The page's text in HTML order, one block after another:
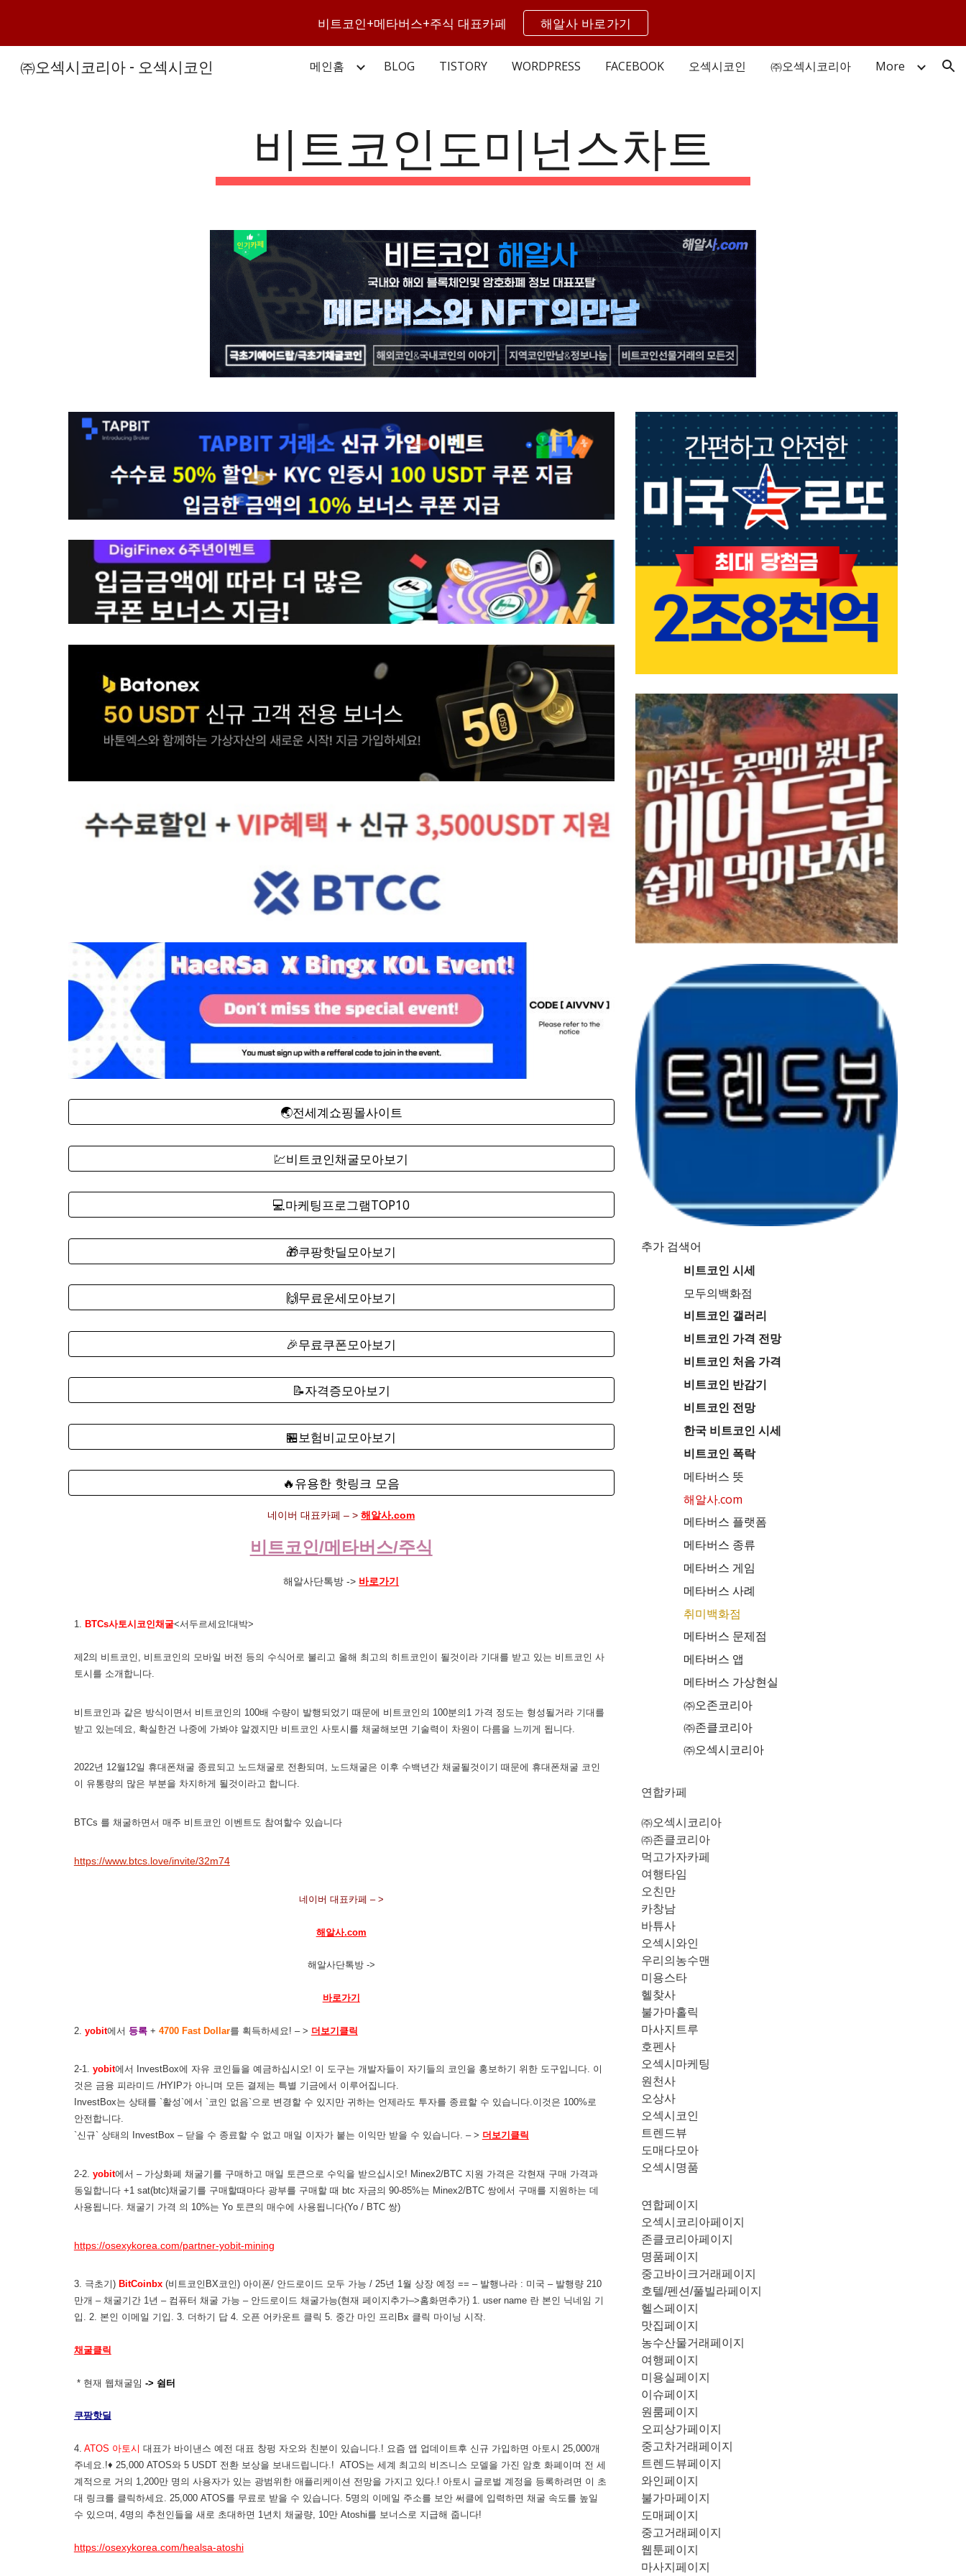
Skip to main content Skip to navigation
비트코인+메타버스+주식 대표카페 해알사 바로가기
㈜오섹시코리아 - 오섹시코인 메인홈 BLOG TISTORY WORDPRESS FACEBOOK 오섹시코인 ㈜오섹시코리아 More
비트코인도미넌스차트
🌏전세계쇼핑몰사이트
💹비트코인채굴모아보기
💻마케팅프로그램TOP10
🎁쿠팡핫딜모아보기
🙌무료운세모아보기
🎉무료쿠폰모아보기
📝자격증모아보기
🏪보험비교모아보기
🔥유용한 핫링크 모음
네이버 대표카페 – >해알사.com
비트코인/메타버스/주식
해알사단톡방 -> 바로가기
1. BTCs사토시코인채굴<서두르세요!대박>
제2의 비트코인, 비트코인의 모바일 버전 등의 수식어로 불리고 올해 최고의 히트코인이 될것이라 기대를 받고 있는 비트코인 사
토시를 소개합니다.
비트코인과 같은 방식이면서 비트코인의 100배 수량이 발행되었기 때문에 비트코인의 100분의1 가격 정도는 형성될거라 기대를
받고 있는데요, 확실한건 나중에 가봐야 알겠지만 비트코인 사토시를 채굴해보면 기술력이 차원이 다름을 느끼게 됩니다.
2022년 12월12일 휴대폰채굴 종료되고 노드채굴로 전환되며, 노드채굴은 이후 수백년간 채굴될것이기 때문에 휴대폰채굴 코인
이 유통량의 많은 부분을 차지하게 될것이라고 합니다.
BTCs 를 채굴하면서 매주 비트코인 이벤트도 참여할수 있습니다
https://www.btcs.love/invite/32m74
네이버 대표카페 – >
해알사.com
해알사단톡방 ->
바로가기
2. yobit에서 등록+ 4700 Fast Dollar를 획득하세요! – > 더보기클릭
2-1. yobit에서 InvestBox에 자유 코인들을 예금하십시오! 이 도구는 개발자들이 자기들의 코인을 홍보하기 위한 도구입니다. 이
것은 금융 피라미드 /HYIP가 아니며 모든 결제는 특별 기금에서 이루어집니다.
InvestBox는 상태를 `활성`에서 `코인 없음`으로 변경할 수 있지만 귀하는 언제라도 투자를 종료할 수 있습니다.이것은 100%로
안전합니다.
`신규` 상태의 InvestBox – 닫을 수 종료할 수 없고 매일 이자가 붙는 이익만 받을 수 있습니다. – > 더보기클릭
2-2. yobit에서 – 가상화폐 채굴기를 구매하고 매일 토큰으로 수익을 받으십시오! Minex2/BTC 지원 가격은 각현재 구매 가격과
동일합니다 +1 sat(btc)채굴기를 구매할때마다 광부를 구매할 때 btc 자금의 90-85%는 Minex2/BTC 쌍에서 구매를 지원하는 데
사용됩니다. 채굴기 가격 의 10%는 Yo 토큰의 매수에 사용됩니다(Yo / BTC 쌍)
https://osexykorea.com/partner-yobit-mining
3. 극초기) BitCoinbx(비트코인BX코인) 아이폰/ 안드로이드 모두 가능 / 25년 1월 상장 예정 == – 발행나라 : 미국 – 발행량 210
만개 – 채굴기간 1년 – 컴퓨터 채굴 가능 – 안드로이드 채굴가능(현재 페이지추가–>홈화면추가) 1. user name 란 본인 닉네임 기
입. 2. 본인 이메일 기입. 3. 더하기 답 4. 오픈 어카운트 클릭 5. 중간 마인 프리Bx 클릭 마이닝 시작.
채굴클릭
* 현재 웹채굴임 -> 쉼터
쿠팡핫딜
4. ATOS 아토시 대표가 바이낸스 예전 대표 창펑 자오와 친분이 있습니다.! 요즘 앱 업데이트후 신규 가입하면 아토시 25,000개
주네요.!♦ 25,000 ATOS와 5 USDT 전환 보상을 보내드립니다.! ATOS는 세계 최고의 비즈니스 모델을 가진 암호 화폐이며 전 세
계적으로 거의 1,200만 명의 사용자가 있는 광범위한 애플리케이션 전망을 가지고 있다.! 아토시 글로벌 계정을 등록하려면 이 초
대 링크를 클릭하세요. 25,000 ATOS를 무료로 받을 수 있습니다. 5명의 이메일 주소를 보안 써클에 입력하면 채굴 속도를 높일
수 있으며, 4명의 추천인들을 새로 초대하면 1년치 채굴량, 10만 Atoshi를 보너스로 지급해 줍니다!
https://osexykorea.com/healsa-atoshi
추가 검색어
비트코인 시세
모두의백화점
비트코인 갤러리
비트코인 가격 전망
비트코인 처음 가격
비트코인 반감기
비트코인 전망
한국 비트코인 시세
비트코인 폭락
메타버스 뜻
해알사.com
메타버스 플랫폼
메타버스 종류
메타버스 게임
메타버스 사례
취미백화점
메타버스 문제점
메타버스 앱
메타버스 가상현실
㈜오존코리아
㈜존클코리아
㈜오섹시코리아
연합카페
㈜오섹시코리아
㈜존클코리아
먹고가자카페
여행타임
오친만
카창남
바튜사
오섹시와인
우리의농수맨
미용스타
헬찾사
불가마홀릭
마사지트루
호펜사
오섹시마케팅
원천사
오상사
오섹시코인
트렌드뷰
도매다모아
오섹시명품
연합페이지
오섹시코리아페이지
존클코리아페이지
명품페이지
중고바이크거래페이지
호텔/펜션/풀빌라페이지
헬스페이지
맛집페이지
농수산물거래페이지
여행페이지
미용실페이지
이슈페이지
원룸페이지
오피상가페이지
중고차거래페이지
트렌드뷰페이지
와인페이지
불가마페이지
도매페이지
중고거래페이지
웹툰페이지
마사지페이지